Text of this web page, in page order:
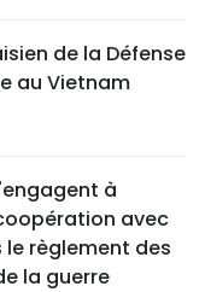
de la Défense
au Vietnam
à
avec
règlement des
la guerre